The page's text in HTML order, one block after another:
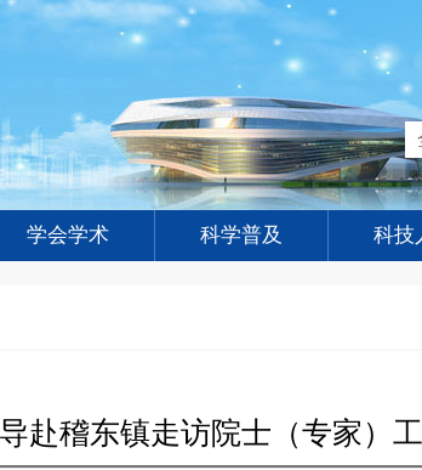
学会学术 科学普及 科技
赴稽东镇走访院士（专家）